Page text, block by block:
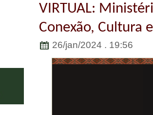
VIRTUAL:
Conexão, Cultura
26/jan/2024 . 19:56